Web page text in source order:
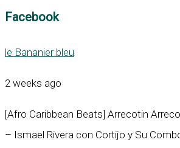
Facebook
le Bananier bleu
2 weeks ago
[Afro Caribbean Beats] Arrecotin
– Ismael Rivera con Cortijo y Su